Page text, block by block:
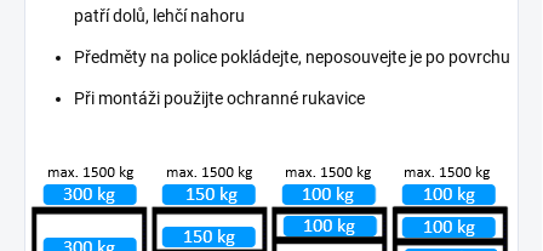
patří dolů, lehčí nahoru
Předměty na police pokládejte, neposouvejte je po povrchu
Při montáži použijte ochranné rukavice